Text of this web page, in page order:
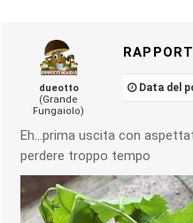
dueotto
(Grande
Fungaiolo)
Data del
Eh…prima uscita con
perdere troppo tempo